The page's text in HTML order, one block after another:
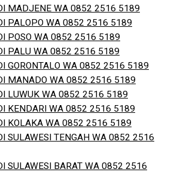
MADJENE WA 0852 2516 5189
PALOPO WA 0852 2516 5189
POSO WA 0852 2516 5189
PALU WA 0852 2516 5189
GORONTALO WA 0852 2516 5189
MANADO WA 0852 2516 5189
LUWUK WA 0852 2516 5189
KENDARI WA 0852 2516 5189
KOLAKA WA 0852 2516 5189
SULAWESI TENGAH WA 0852 2516
SULAWESI BARAT WA 0852 2516